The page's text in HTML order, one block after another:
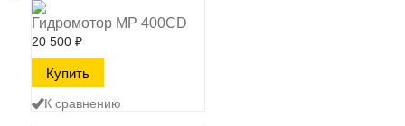
Гидромотор MP 400CD
20 500 ₽
К сравнению